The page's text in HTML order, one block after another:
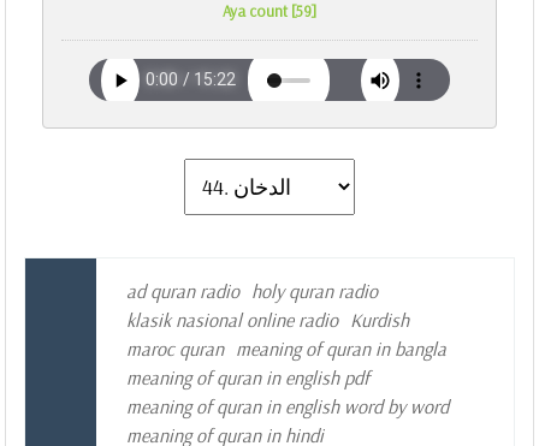
Aya count [59]
ad quran radio holy quran radio
klasik nasional online radio Kurdish
maroc quran meaning of quran in bangla
meaning of quran in english pdf
meaning of quran in english word by word
meaning of quran in hindi